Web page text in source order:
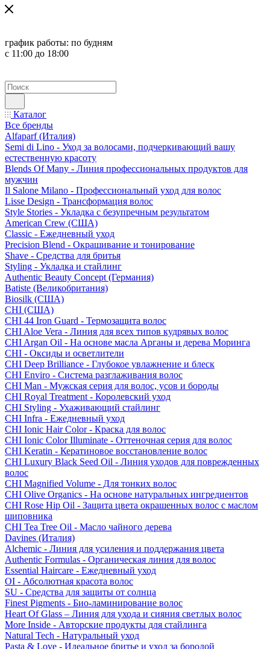
график работы: по будням
с 11:00 до 18:00
Каталог
Все бренды
Alfaparf (Италия)
Semi di Lino - Уход за волосами, подчеркивающий вашу
естественную красоту
Blends Of Many - Линия профессиональных продуктов для
мужчин
Il Salone Milano - Профессиональный уход для волос
Lisse Design - Трансформация волос
Style Stories - Укладка с безупречным результатом
American Crew (США)
Classic - Ежедневный уход
Precision Blend - Окрашивание и тонирование
Shave - Средства для бритья
Styling - Укладка и стайлинг
Authentic Beauty Concept (Германия)
Batiste (Великобритания)
Biosilk (США)
CHI (США)
CHI 44 Iron Guard - Термозащита волос
CHI Aloe Vera - Линия для всех типов кудрявых волос
CHI Argan Oil - На основе масла Арганы и дерева Моринга
CHI - Оксиды и осветлители
CHI Deep Brilliance - Глубокое увлажнение и блеск
CHI Enviro - Система разглаживания волос
CHI Man - Мужская серия для волос, усов и бороды
CHI Royal Treatment - Королевский уход
CHI Styling - Ухаживающий стайлинг
CHI Infra - Ежедневный уход
CHI Ionic Hair Color - Краска для волос
CHI Ionic Color Illuminate - Оттеночная серия для волос
CHI Keratin - Кератиновое восстановление волос
CHI Luxury Black Seed Oil - Линия уходов для поврежденных
волос
CHI Magnified Volume - Для тонких волос
CHI Olive Organics - На основе натуральных ингредиентов
CHI Rose Hip Oil - Защита цвета окрашенных волос с маслом
шиповника
CHI Tea Tree Oil - Масло чайного дерева
Davines (Италия)
Alchemic - Линия для усиления и поддержания цвета
Authentic Formulas - Органическая линия для волос
Essential Haircare - Eжедневный уход
OI - Абсолютная красота волос
SU - Средства для защиты от солнца
Finest Pigments - Био-ламинирование волос
Heart Of Glass – Линия для ухода и сияния светлых волос
More Inside - Авторские продукты для стайлинга
Natural Tech - Натуральный уход
Pasta & Love - Идеальное бритье и уход за бородой